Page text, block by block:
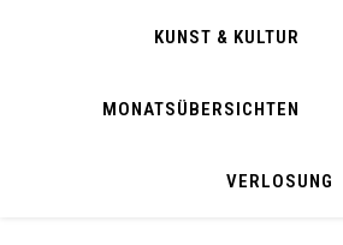
KUNST & KULTUR
MONATSÜBERSICHTEN
VERLOSUNG